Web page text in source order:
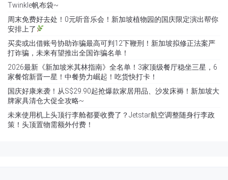
Twinkle帆布袋~
周末免费好去处！0元听音乐会！新加坡植物园的国庆限定演出帮你
安排上了
买卖或出借账号协助诈骗最高可判12下鞭刑！新加坡拟修正法案严
打诈骗，未来有望推出全国诈骗名单！
2026最新《新加坡米其林指南》全名单！3家顶级餐厅稳坐三星，6
家餐馆新晋一星！中餐势力崛起！吃货快打卡！
国庆好康来袭！从S$29.90起抢爆款家居用品、沙发床褥！新加坡大
牌家具清仓大促全攻略~
未来使用机上头顶行李舱都要收费了？Jetstar航空调整随身行李政
策！头顶置物需额外付费！